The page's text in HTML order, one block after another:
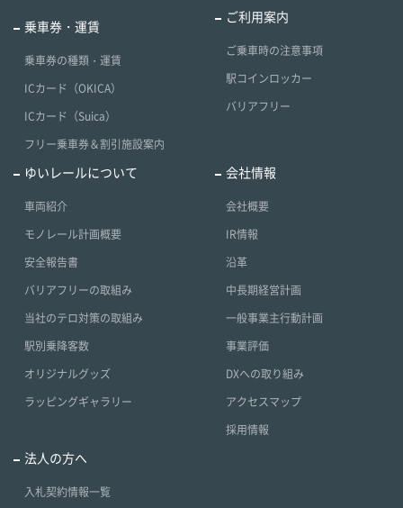
乗車券・運賃
乗車券の種類・運賃
ICカード（OKICA）
ICカード（Suica）
フリー乗車券＆割引施設案内
ご利用案内
ご乗車時の注意事項
駅コインロッカー
バリアフリー
ゆいレールについて
車両紹介
モノレール計画概要
安全報告書
バリアフリーの取組み
当社のテロ対策の取組み
駅別乗降客数
オリジナルグッズ
ラッピングギャラリー
会社情報
会社概要
IR情報
沿革
中長期経営計画
一般事業主行動計画
事業評価
DXへの取り組み
アクセスマップ
採用情報
法人の方へ
入札契約情報一覧